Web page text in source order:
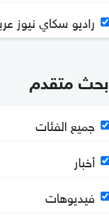
راديو سكاي نيوز
بحث متقدم
جميع الفئات
أخبار
فيديوهات